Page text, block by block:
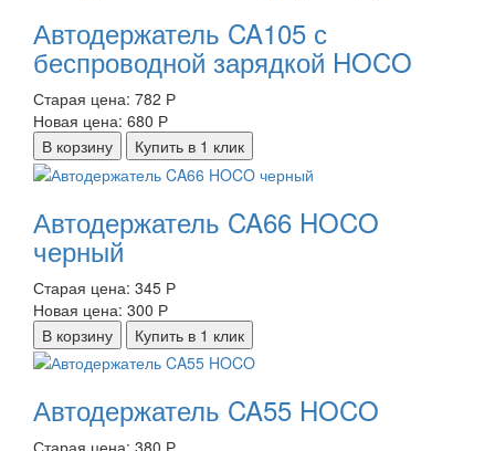
Автодержатель CA105 с
беспроводной зарядкой HOCO
Старая цена: 782 Р
Новая цена: 680 Р
В корзину
Купить в 1 клик
Автодержатель CA66 HOCO
черный
Старая цена: 345 Р
Новая цена: 300 Р
В корзину
Купить в 1 клик
Автодержатель CA55 HOCO